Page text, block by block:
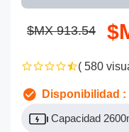
$MX 913.54
( 580
Disponibilidad :
Capacidad